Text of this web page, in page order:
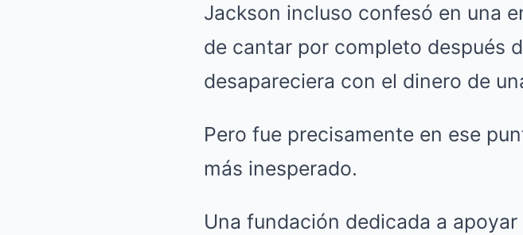
Jackson incluso confesó en una
de cantar por completo después
desapareciera con el dinero de
Pero fue precisamente en ese
más inesperado.
Una fundación dedicada a